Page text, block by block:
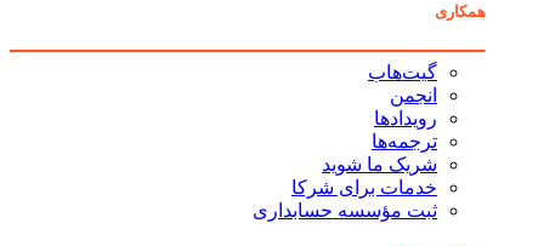
همکاری
گیت‌هاب
انجمن
رویدادها
ترجمه‌ها
شریک ما شوید
خدمات برای شرکا
ثبت مؤسسه حسابداری